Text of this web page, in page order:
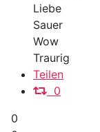
Liebe
Sauer
Wow
Traurig
Teilen
0
0